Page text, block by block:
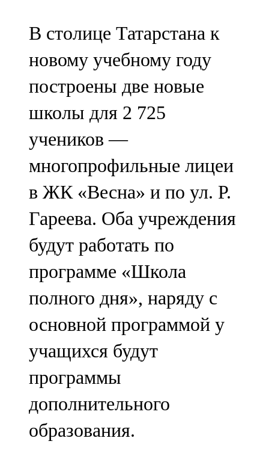
Лениногорский
102,1 FM
Мамадыш
106,2 FM
Минзәлә
107,3 FM
Мөслим
100,0 FM
Нурлат
104,7 FM
Олы Әтнә
71,42 FM
Сарман
107,8 FM
Теләче
106,1 FM
В столице Татарстана к
новому учебному году
построены две новые
школы для 2 725
учеников —
многопрофильные лицеи
в ЖК «Весна» и по ул. Р.
Гареева. Оба учреждения
будут работать по
программе «Школа
полного дня», наряду с
основной программой у
учащихся будут
программы
дополнительного
образования.